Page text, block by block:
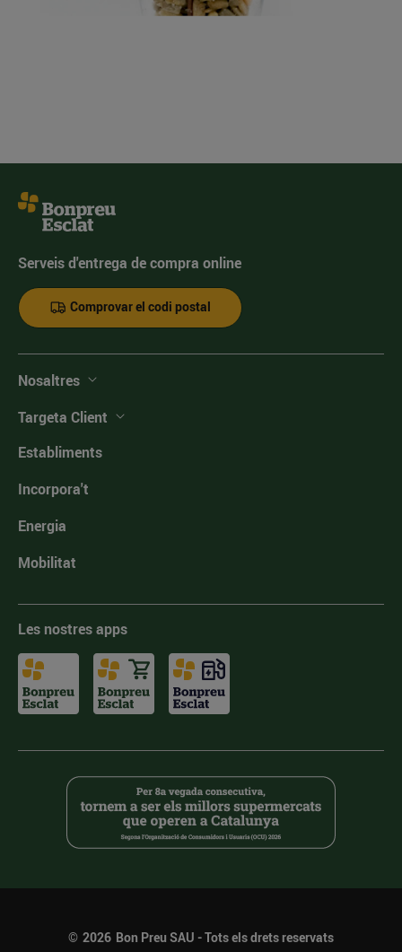
Serveis d'entrega de compra online
Comprovar el codi postal
Nosaltres
Targeta Client
Establiments
Incorpora't
Energia
Mobilitat
Les nostres apps
© 2026 Bon Preu SAU - Tots els drets reservats